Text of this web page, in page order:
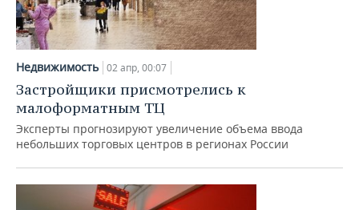
Недвижимость 02 апр, 00:07
Застройщики присмотрелись к
малоформатным ТЦ
Эксперты прогнозируют увеличение объема ввода
небольших торговых центров в регионах России